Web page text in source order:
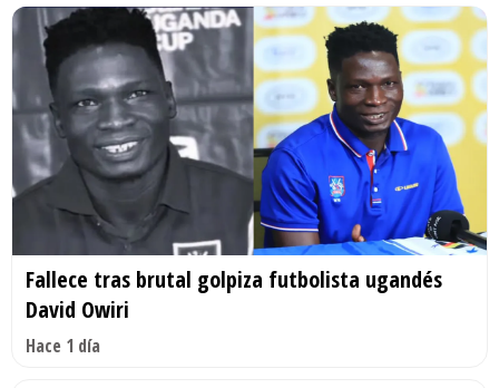
Fallece tras brutal golpiza futbolista ugandés
David Owiri
Hace 1 día